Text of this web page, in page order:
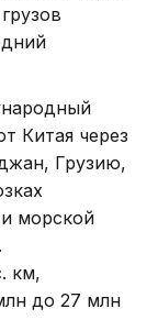
Китая через
Грузию,
морской
км,
до 27 млн